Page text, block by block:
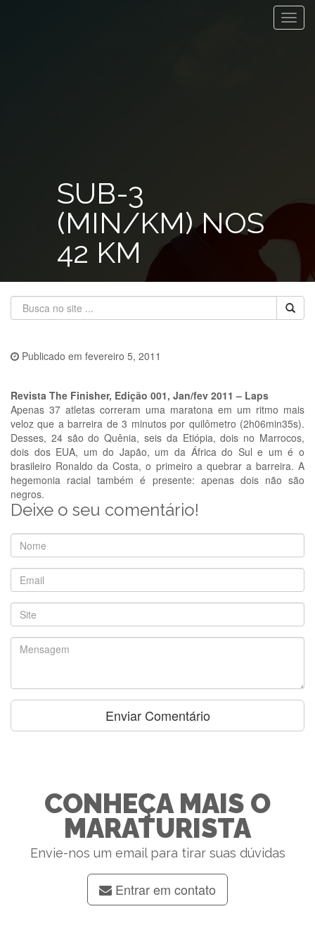
SUB-3
(MIN/KM) NOS
42 KM
Publicado em fevereiro 5, 2011
Revista The Finisher, Edição 001, Jan/fev 2011 – Laps
Apenas 37 atletas correram uma maratona em um ritmo mais
veloz que a barreira de 3 minutos por quilômetro (2h06min35s).
Desses, 24 são do Quênia, seis da Etiópia, dois no Marrocos,
dois dos EUA, um do Japão, um da África do Sul e um é o
brasileiro Ronaldo da Costa, o primeiro a quebrar a barreira. A
hegemonia racial também é presente: apenas dois não são
negros.
Deixe o seu comentário!
CONHEÇA MAIS O
MARATURISTA
Envie-nos um email para tirar suas dúvidas
Entrar em contato